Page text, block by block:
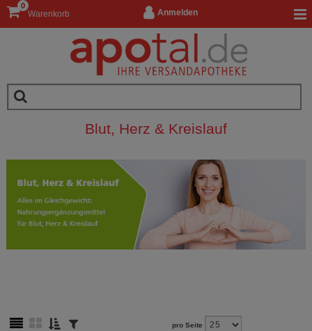
Anmelden
Warenkorb
0
Blut, Herz & Kreislauf
pro Seite